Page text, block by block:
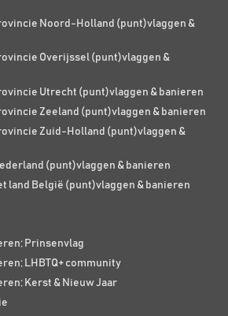
Noord-Holland (punt)vlaggen &
Overijssel (punt)vlaggen &
Utrecht (punt)vlaggen & banieren
Zeeland (punt)vlaggen & banieren
Zuid-Holland (punt)vlaggen &
(punt)vlaggen & banieren
land België (punt)vlaggen & banieren
Prinsenvlag
LHBTQ+ community
Kerst & Nieuw Jaar